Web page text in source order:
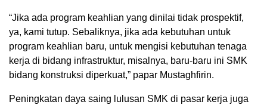
“Jika ada program keahlian yang dinilai tidak prospektif,
ya, kami tutup. Sebaliknya, jika ada kebutuhan untuk
program keahlian baru, untuk mengisi kebutuhan tenaga
kerja di bidang infrastruktur, misalnya, baru-baru ini SMK
bidang konstruksi diperkuat,” papar Mustaghfirin.
Peningkatan daya saing lulusan SMK di pasar kerja juga